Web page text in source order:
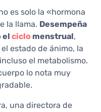
es solo la «hormona
la llama. Desempeña
el ciclo menstrual,
estado de ánimo, la
el metabolismo.
lo nota muy
una directora de